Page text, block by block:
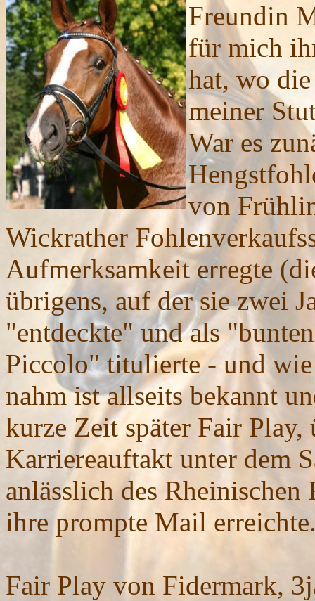
Freundin
für mich
hat, wo
meiner
War es
von
Wickrather
Aufmerksamkeit erregte
übrigens, auf der sie zwei
"entdeckte" und als
Piccolo" titulierte - und
nahm ist allseits bekannt
kurze Zeit später Fair Play,
Karriereauftakt unter dem
anlässlich des
ihre prompte Mail
Fair Play von Fidermark,